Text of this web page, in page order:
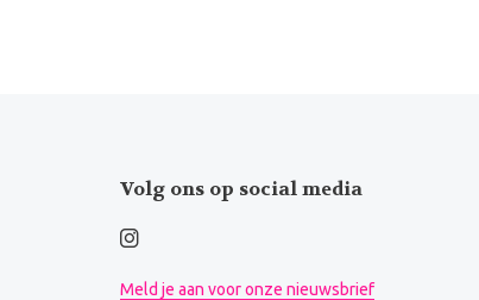
Volg ons op social media
Meld je aan voor onze nieuwsbrief